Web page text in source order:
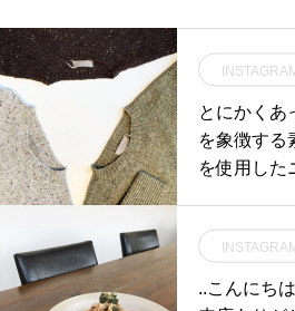
とにかくあ
を象徴する
を使用した
..こんにち